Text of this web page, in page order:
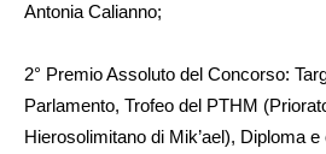
Antonia Calianno;
2° Premio Assoluto del Concorso:
Parlamento, Trofeo del PTHM
Hierosolimitano di Mik’ael), Diploma